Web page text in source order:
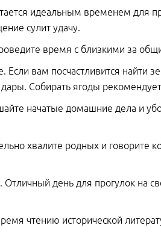
идеальным временем для
сулит удачу.
время с близкими за
Если вам посчастливится найти
дары. Собирать ягоды
начатые домашние дела и
хвалите родных и
Отличный день для прогулок на
чтению исторической